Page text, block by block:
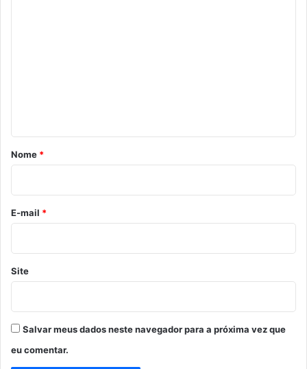
r
i
o
*
Nome *
E-mail *
Site
Salvar meus dados neste navegador para a próxima vez que
eu comentar.